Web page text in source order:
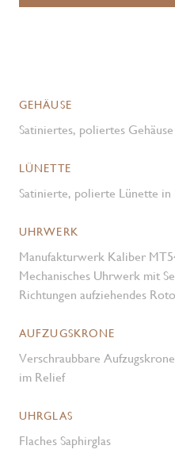
GEHÄUSE
Satiniertes, poliertes
LÜNETTE
Satinierte, polierte Lünette in
UHRWERK
Manufakturwerk Kaliber
Mechanisches Uhrwerk mit
Richtungen aufziehendes
AUFZUGSKRONE
Verschraubbare
im Relief
UHRGLAS
Flaches Saphirglas